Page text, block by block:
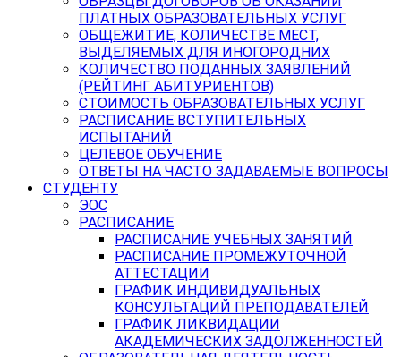
ПЛАТНЫХ ОБРАЗОВАТЕЛЬНЫХ УСЛУГ
ОБЩЕЖИТИЕ, КОЛИЧЕСТВЕ МЕСТ,
ВЫДЕЛЯЕМЫХ ДЛЯ ИНОГОРОДНИХ
КОЛИЧЕСТВО ПОДАННЫХ ЗАЯВЛЕНИЙ
(РЕЙТИНГ АБИТУРИЕНТОВ)
СТОИМОСТЬ ОБРАЗОВАТЕЛЬНЫХ УСЛУГ
РАСПИСАНИЕ ВСТУПИТЕЛЬНЫХ
ИСПЫТАНИЙ
ЦЕЛЕВОЕ ОБУЧЕНИЕ
ОТВЕТЫ НА ЧАСТО ЗАДАВАЕМЫЕ ВОПРОСЫ
СТУДЕНТУ
ЭОС
РАСПИСАНИЕ
РАСПИСАНИЕ УЧЕБНЫХ ЗАНЯТИЙ
РАСПИСАНИЕ ПРОМЕЖУТОЧНОЙ
АТТЕСТАЦИИ
ГРАФИК ИНДИВИДУАЛЬНЫХ
КОНСУЛЬТАЦИЙ ПРЕПОДАВАТЕЛЕЙ
ГРАФИК ЛИКВИДАЦИИ
АКАДЕМИЧЕСКИХ ЗАДОЛЖЕННОСТЕЙ